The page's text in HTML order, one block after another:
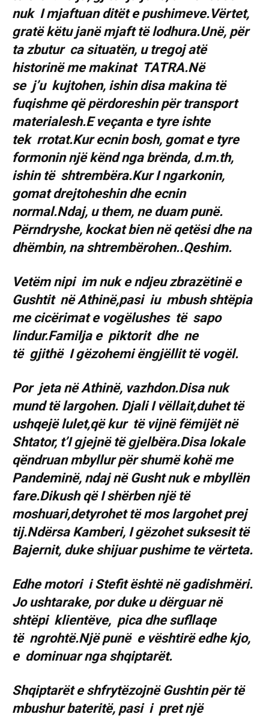
nuk I mjaftuan ditët e pushimeve.Vërtet,
gratë këtu janë mjaft të lodhura.Unë, për
ta zbutur ca situatën, u tregoj atë
historinë me makinat TATRA.Në
se j’u kujtohen, ishin disa makina të
fuqishme që përdoreshin për transport
materialesh.E veçanta e tyre ishte
tek rrotat.Kur ecnin bosh, gomat e tyre
formonin një kënd nga brënda, d.m.th,
ishin të shtrembëra.Kur I ngarkonin,
gomat drejtoheshin dhe ecnin
normal.Ndaj, u them, ne duam punë.
Përndryshe, kockat bien në qetësi dhe na
dhëmbin, na shtrembërohen..Qeshim.
Vetëm nipi im nuk e ndjeu zbrazëtinë e
Gushtit në Athinë,pasi iu mbush shtëpia
me cicërimat e vogëlushes të sapo
lindur.Familja e piktorit dhe ne
të gjithë I gëzohemi ëngjëllit të vogël.
Por jeta në Athinë, vazhdon.Disa nuk
mund të largohen. Djali I vëllait,duhet të
ushqejë lulet,që kur të vijnë fëmijët në
Shtator, t’I gjejnë të gjelbëra.Disa lokale
qëndruan mbyllur për shumë kohë me
Pandeminë, ndaj në Gusht nuk e mbyllën
fare.Dikush që I shërben një të
moshuari,detyrohet të mos largohet prej
tij.Ndërsa Kamberi, I gëzohet suksesit të
Bajernit, duke shijuar pushime te vërteta.
Edhe motori i Stefit është në gadishmëri.
Jo ushtarake, por duke u dërguar në
shtëpi klientëve, pica dhe sufllaqe
të ngrohtë.Një punë e vështirë edhe kjo,
e dominuar nga shqiptarët.
Shqiptarët e shfrytëzojnë Gushtin për të
mbushur bateritë, pasi i pret një